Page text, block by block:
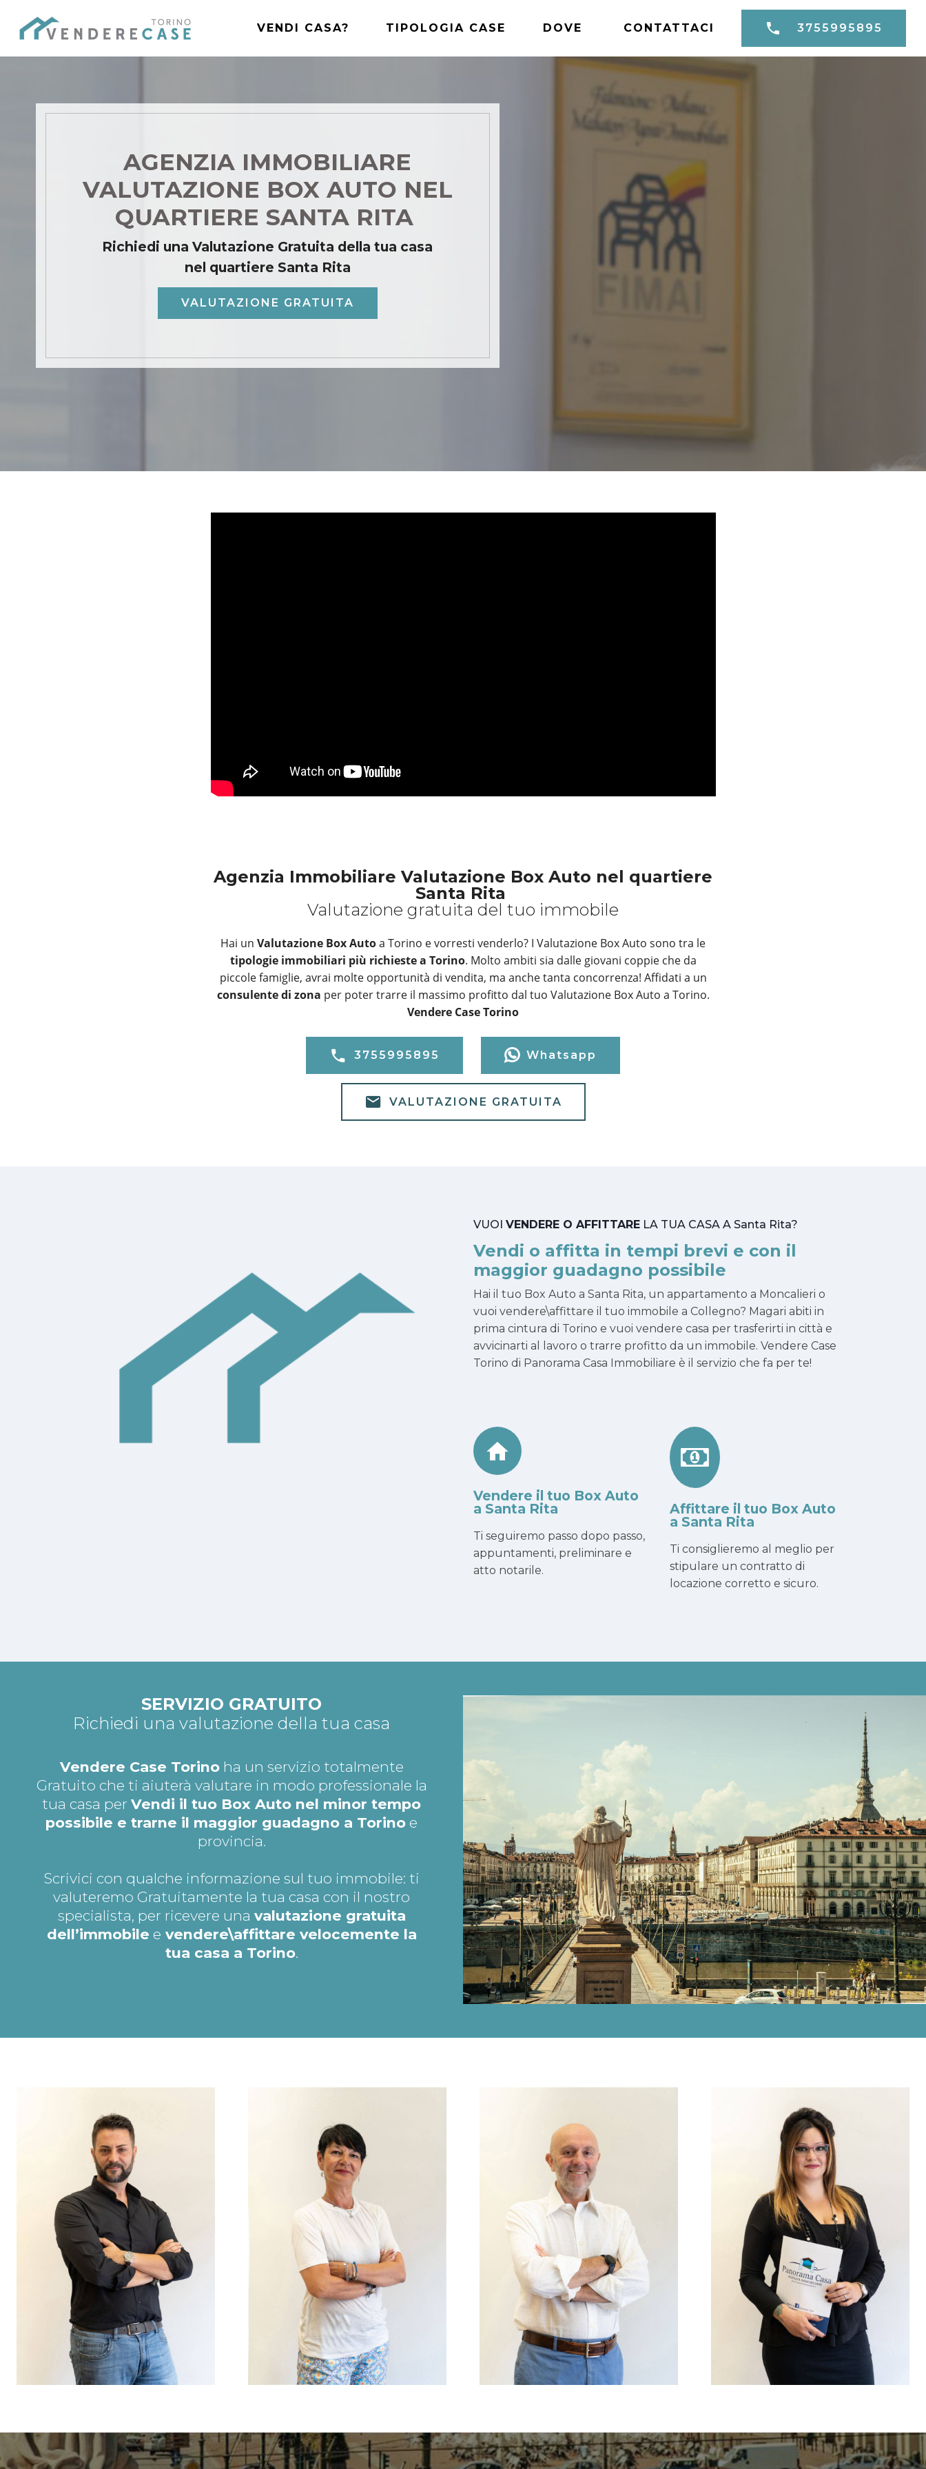
VENDI CASA? TIPOLOGIA CASE DOVE CONTATTACI 3755995895
AGENZIA IMMOBILIARE
VALUTAZIONE BOX AUTO NEL
QUARTIERE SANTA RITA
Richiedi una Valutazione Gratuita della tua casa
nel quartiere Santa Rita
VALUTAZIONE GRATUITA
Agenzia Immobiliare Valutazione Box Auto nel quartiere
Santa Rita
Valutazione gratuita del tuo immobile
Hai un Valutazione Box Autoa Torino e vorresti venderlo? I Valutazione Box Auto sono tra le
tipologie immobiliari più richieste a Torino. Molto ambiti sia dalle giovani coppie che da
piccole famiglie, avrai molte opportunità di vendita, ma anche tanta concorrenza! Affidati a un
consulente di zona per poter trarre il massimo profitto dal tuo Valutazione Box Auto a Torino.
Vendere Case Torino
3755995895 Whatsapp
VALUTAZIONE GRATUITA
VUOI VENDERE O AFFITTARE LA TUA CASA A Santa Rita?
Vendi o affitta in tempi brevi e con il
maggior guadagno possibile
Hai il tuo Box Auto a Santa Rita, un appartamento a Moncalieri o
vuoi vendere\affittare il tuo immobile a Collegno? Magari abiti in
prima cintura di Torino e vuoi vendere casa per trasferirti in città e
avvicinarti al lavoro o trarre profitto da un immobile. Vendere Case
Torino di Panorama Casa Immobiliare è il servizio che fa per te!
Vendere il tuo Box Auto
a Santa Rita
Ti seguiremo passo dopo passo,
appuntamenti, preliminare e
atto notarile.
Affittare il tuo Box Auto
a Santa Rita
Ti consiglieremo al meglio per
stipulare un contratto di
locazione corretto e sicuro.
SERVIZIO GRATUITO
Richiedi una valutazione della tua casa
Vendere Case Torinoha un servizio totalmente
Gratuito che ti aiuterà valutare in modo professionale la
tua casa per Vendi il tuo Box Auto nel minor tempo
possibile e trarne il maggior guadagno a Torino e
provincia.
Scrivici con qualche informazione sul tuo immobile: ti
valuteremo Gratuitamente la tua casa con il nostro
specialista, per ricevere una valutazione gratuita
dell’immobile e vendere\affittare velocemente la
tua casa a Torino.